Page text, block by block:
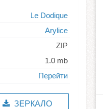
Le Dodique
Arylice
ZIP
1.0 mb
Перейти
ЗЕРКАЛО